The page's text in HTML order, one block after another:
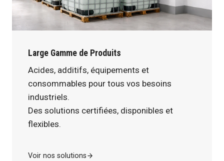
Large Gamme de Produits
Acides, additifs, équipements et
consommables pour tous vos besoins
industriels.
Des solutions certifiées, disponibles et
flexibles.
Voir nos solutions